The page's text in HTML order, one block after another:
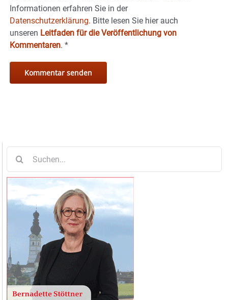
Informationen erfahren Sie in der
Datenschutzerklärung. Bitte lesen Sie hier auch
unseren Leitfaden für die Veröffentlichung von
Kommentaren. *
nach: